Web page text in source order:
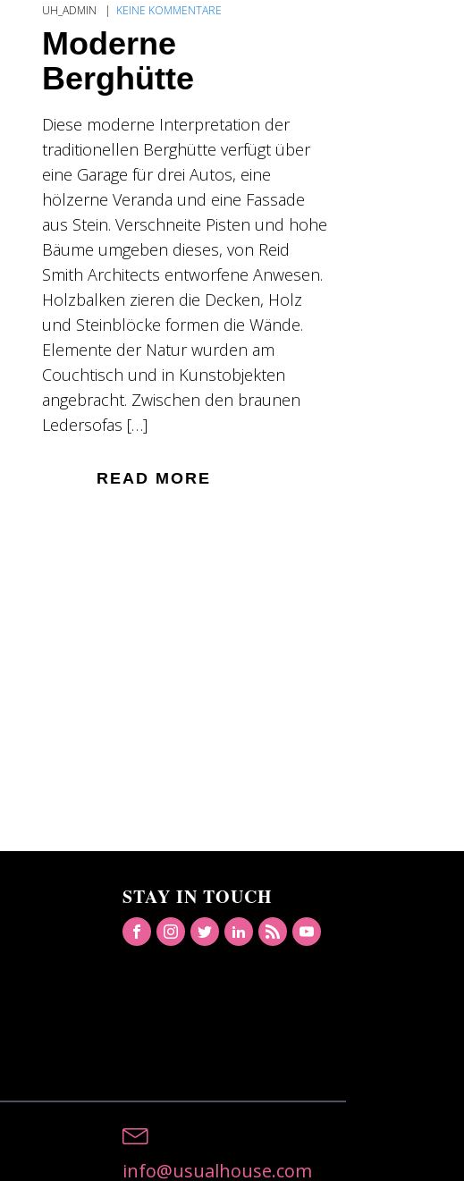
UH_ADMIN KEINE KOMMENTARE
Moderne
Berghütte
Diese moderne Interpretation der
traditionellen Berghütte verfügt über
eine Garage für drei Autos, eine
hölzerne Veranda und eine Fassade
aus Stein. Verschneite Pisten und hohe
Bäume umgeben dieses, von Reid
Smith Architects entworfene Anwesen.
Holzbalken zieren die Decken, Holz
und Steinblöcke formen die Wände.
Elemente der Natur wurden am
Couchtisch und in Kunstobjekten
angebracht. Zwischen den braunen
Ledersofas […]
READ MORE
STAY IN TOUCH
info@usualhouse.com